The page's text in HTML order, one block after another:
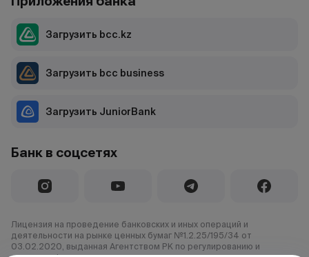
Банк в соцсетях
Загрузить bcc.kz
Загрузить bcc business
Загрузить JuniorBank
Лицензия на проведение банковских и иных операций и
деятельности на рынке ценных бумаг №1.2.25/195/34 от
03.02.2020, выданная Агентством РК по регулированию и